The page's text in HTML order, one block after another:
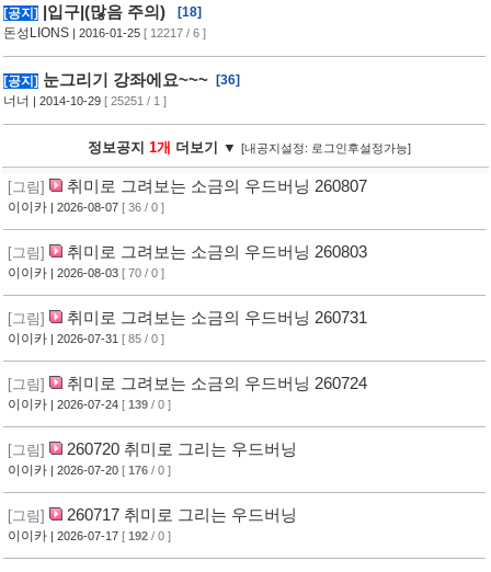
[공지] |입구|(많음 주의)
[18]
돈성LIONS | 2016-01-25 [ 12217 / 6 ]
[공지] 눈그리기 강좌에요~~~ [36]
너너 | 2014-10-29 [ 25251 / 1 ]
정보공지 1개 더보기 ▼ [내공지설정: 로그인후설정가능]
[그림] 취미로 그려보는 소금의 우드버닝 260807
이이카 | 2026-08-07 [ 36 / 0 ]
[그림] 취미로 그려보는 소금의 우드버닝 260803
이이카 | 2026-08-03 [ 70 / 0 ]
[그림] 취미로 그려보는 소금의 우드버닝 260731
이이카 | 2026-07-31 [ 85 / 0 ]
[그림] 취미로 그려보는 소금의 우드버닝 260724
이이카 | 2026-07-24 [ 139 / 0 ]
[그림] 260720 취미로 그리는 우드버닝
이이카 | 2026-07-20 [ 176 / 0 ]
[그림] 260717 취미로 그리는 우드버닝
이이카 | 2026-07-17 [ 192 / 0 ]